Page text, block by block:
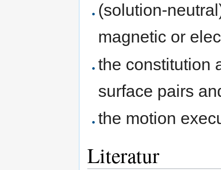
(solution-
magnetic or
the constitution
surface pairs
the motion
Literatur